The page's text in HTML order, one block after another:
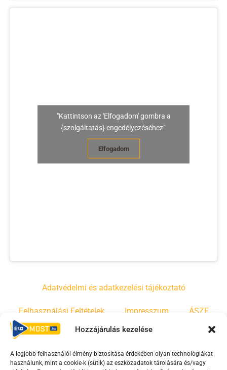
Hozzájárulás kezelése
A legjobb felhasználói élmény biztosítása érdekében olyan technológiákat
használunk, mint a cookie-k (sütik) az eszközadatok tárolására és/vagy
"Kattintson az 'Elfogadom' gombra a
{szolgáltatás} engedélyezéséhez"
Elfogadom
Adatvédelmi és adatkezelési tájékoztató
Felhasználási Feltételek Impresszum ÁSZF
Irányelvek Moderálási szabályzat